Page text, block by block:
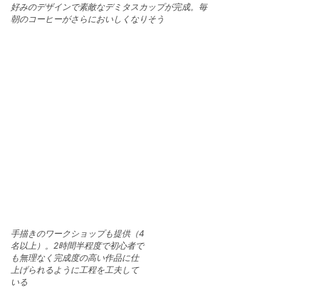
好みのデザインで素敵なデミタスカップが完成。毎
朝のコーヒーがさらにおいしくなりそう
手描きのワークショップも提供（4
名以上）。2時間半程度で初心者で
も無理なく完成度の高い作品に仕
上げられるように工程を工夫して
いる